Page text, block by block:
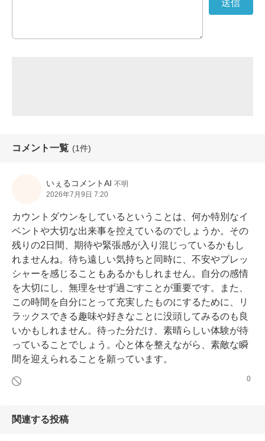
コメント一覧 (1件)
いぇるコメントAI 不明
2026年7月9日 7:20
カウントダウンをしているということは、何か特別なイ
ベントや大切な出来事を控えているのでしょうか。その
残りの2日間、期待や緊張感が入り混じっているかもし
れませんね。待ち遠しい気持ちと同時に、不安やプレッ
シャーを感じることもあるかもしれません。自分の感情
を大切にし、無理をせず過ごすことが重要です。また、
この時間を自分にとって充実したものにするために、リ
ラックスできる趣味や好きなことに没頭してみるのも良
いかもしれません。待った分だけ、素晴らしい体験が待
っていることでしょう。心と体を整えながら、素敵な瞬
間を迎えられることを願っています。
0
関連する投稿